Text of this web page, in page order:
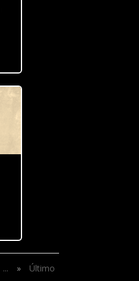
... » Último